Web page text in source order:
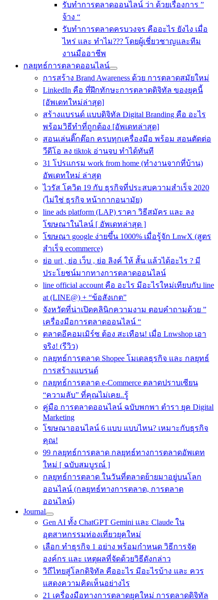
รับทําการตลาดออนไลน์ ว่า ด้วยเรื่องการ ”
จ้าง “
รับทำการตลาดครบวงจร คืออะไร ยังไง เมื่อ
ไหร่ และ ทำไม??? โดยผู้เชี่ยวชาญและทีม
งานมืออาชีพ
กลยุทธ์การตลาดออนไลน์
การสร้าง Brand Awareness ด้วย การตลาดสมัยใหม่
LinkedIn คือ ที่ฝึกทักษะการตลาดดิจิทัล ของยุคนี้
[อัพเดทใหม่ล่าสุด]
สร้างแบรนด์ แบบดิจิทัล Digital Branding คือ อะไร
พร้อมวิธีทำที่ถูกต้อง [อัพเดทล่าสุด]
สอนเล่นติ๊กต๊อก ครบทุกเครื่องมือ พร้อม สอนตัดต่อ
วีดีโอ ลง tiktok อ่านจบ ทำได้ทันที
31 โปรแกรม work from home (ทำงานจากที่บ้าน)
อัพเดทใหม่ ล่าสุด
ไวรัส โควิด 19 กับ ธุรกิจที่ประสบความสําเร็จ 2020
(ไม่ใช่ ธุรกิจ หน้ากากอนามัย)
line ads platform (LAP) ราคา วิธีสมัคร และ ลง
โฆษณาในไลน์ [ อัพเดทล่าสุด ]
โฆษณา google ง่ายขึ้น 1000% เมื่อรู้จัก LnwX (สูตร
สำเร็จ ecommerce)
ย่อ url , ย่อ เว็บ , ย่อ ลิงค์ ให้ สั้น แล้วได้อะไร ? มี
ประโยชน์มากทางการตลาดออนไลน์
line official account คือ อะไร มีอะไรใหม่เทียบกับ line
at (LINE@) + “ข้อสังเกต”
จังหวัดที่น่าเปิดคลินิกความงาม ตอบคำถามด้วย ”
เครื่องมือการตลาดออนไลน์ “
ตลาดอีคอมเมิร์ซ ต้อง สะเทือน! เมื่อ Lnwshop เอา
จริง! (รีวิว)
กลยุทธ์การตลาด Shopee โมเดลธุรกิจ และ กลยุทธ์
การสร้างแบรนด์
กลยุทธ์การตลาด e-Commerce ตลาดปราบเซียน
“ความลับ” ที่คุณไม่เคย..รู้
คู่มือ การตลาดออนไลน์ ฉบับพกพา ตำรา ยุค Digital
Marketing
โฆษณาออนไลน์ 6 แบบ แบบไหน? เหมาะกับธุรกิจ
คุณ!
99 กลยุทธ์การตลาด กลยุทธ์ทางการตลาดอัพเดท
ใหม่ [ ฉบับสมบูรณ์ ]
กลยุทธ์การตลาด ในวันที่ตลาดย้ายมาอยู่บนโลก
ออนไลน์ (กลยุทธ์ทางการตลาด, การตลาด
ออนไลน์)
Journal
Gen AI ทั้ง ChatGPT Gemini และ Claude ใน
อุตสาหกรรมท่องเที่ยวยุคใหม่
เลือก ทำธุรกิจ 1 อย่าง พร้อมกำหนด วิธีการจัด
องค์กร และ เหตุผลที่จัดด้วยวิธีดังกล่าว
วิถีไทยสู่โลกดิจิทัล คืออะไร มีอะไรบ้าง และ ควร
แสดงความคิดเห็นอย่างไร
21 เครื่องมือทางการตลาดยุคใหม่ การตลาดดิจิทัล